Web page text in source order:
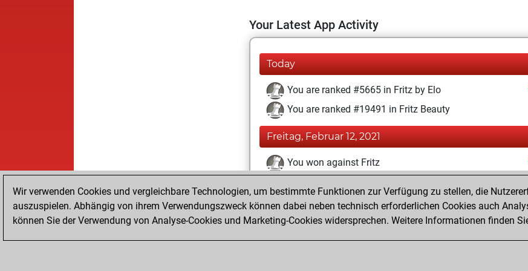
Your Latest App Activity
Today
You are ranked #5665 in Fritz by Elo
You are ranked #19491 in Fritz Beauty
Freitag, Februar 12, 2021
You won against Fritz
You achieved a new Elo of 1617
You created your Fritz account
Wir verwenden Cookies und vergleichbare Technologien, um bestimmte Funktionen zur Verfügung zu stellen, die
auszuspielen. Abhängig von ihrem Verwendungszweck können dabei neben technisch erforderlichen Cookies auch
können Sie der Verwendung von Analyse-Cookies und Marketing-Cookies widersprechen. Weitere Informationen finden